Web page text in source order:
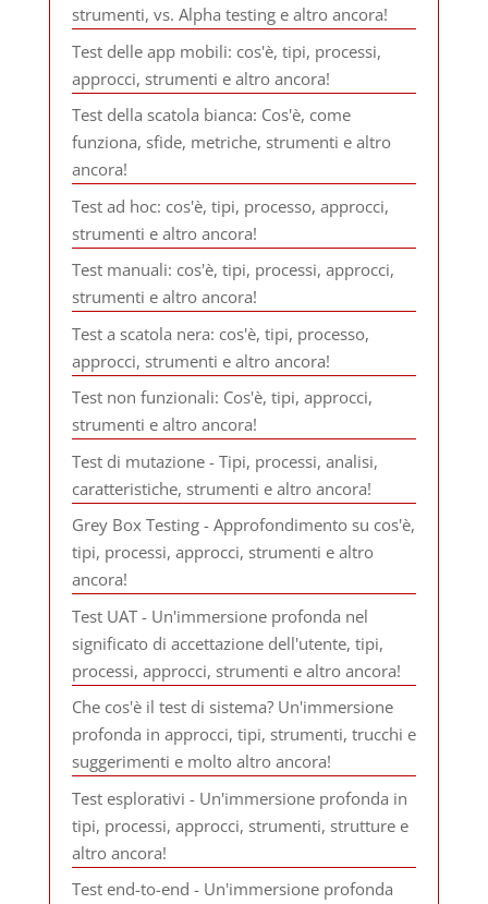
strumenti, vs. Alpha testing e altro ancora!
Test delle app mobili: cos'è, tipi, processi,
approcci, strumenti e altro ancora!
Test della scatola bianca: Cos'è, come
funziona, sfide, metriche, strumenti e altro
ancora!
Test ad hoc: cos'è, tipi, processo, approcci,
strumenti e altro ancora!
Test manuali: cos'è, tipi, processi, approcci,
strumenti e altro ancora!
Test a scatola nera: cos'è, tipi, processo,
approcci, strumenti e altro ancora!
Test non funzionali: Cos'è, tipi, approcci,
strumenti e altro ancora!
Test di mutazione - Tipi, processi, analisi,
caratteristiche, strumenti e altro ancora!
Grey Box Testing - Approfondimento su cos'è,
tipi, processi, approcci, strumenti e altro
ancora!
Test UAT - Un'immersione profonda nel
significato di accettazione dell'utente, tipi,
processi, approcci, strumenti e altro ancora!
Che cos'è il test di sistema? Un'immersione
profonda in approcci, tipi, strumenti, trucchi e
suggerimenti e molto altro ancora!
Test esplorativi - Un'immersione profonda in
tipi, processi, approcci, strumenti, strutture e
altro ancora!
Test end-to-end - Un'immersione profonda